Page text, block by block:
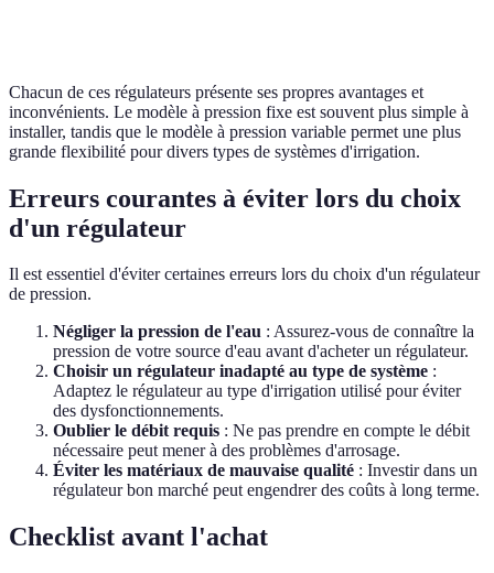
Chacun de ces régulateurs présente ses propres avantages et
inconvénients. Le modèle à pression fixe est souvent plus simple à
installer, tandis que le modèle à pression variable permet une plus
grande flexibilité pour divers types de systèmes d'irrigation.
Erreurs courantes à éviter lors du choix
d'un régulateur
Il est essentiel d'éviter certaines erreurs lors du choix d'un régulateur
de pression.
Négliger la pression de l'eau : Assurez-vous de connaître la
pression de votre source d'eau avant d'acheter un régulateur.
Choisir un régulateur inadapté au type de système :
Adaptez le régulateur au type d'irrigation utilisé pour éviter
des dysfonctionnements.
Oublier le débit requis : Ne pas prendre en compte le débit
nécessaire peut mener à des problèmes d'arrosage.
Éviter les matériaux de mauvaise qualité : Investir dans un
régulateur bon marché peut engendrer des coûts à long terme.
Checklist avant l'achat